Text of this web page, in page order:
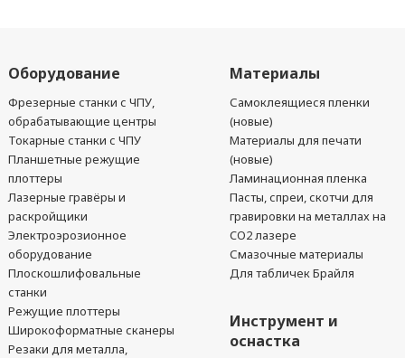
Оборудование
Фрезерные станки с ЧПУ,
обрабатывающие центры
Токарные станки с ЧПУ
Планшетные режущие
плоттеры
Лазерные гравёры и
раскройщики
Электроэрозионное
оборудование
Плоскошлифовальные
станки
Режущие плоттеры
Широкоформатные сканеры
Резаки для металла,
Материалы
Самоклеящиеся пленки
(новые)
Материалы для печати
(новые)
Ламинационная пленка
Пасты, спреи, скотчи для
гравировки на металлах на
CO2 лазере
Смазочные материалы
Для табличек Брайля
Инструмент и
оснастка